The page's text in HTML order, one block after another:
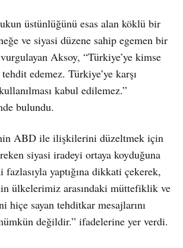
üstünlüğünü esas alan köklü bir
ve siyasi düzene sahip egemen bir
Aksoy, “Türkiye’ye kimse
edemez. Türkiye’ye karşı
kabul edilemez.”
bulundu.
ABD ile ilişkilerini düzeltmek için
siyasi iradeyi ortaya koyduğuna
fazlasıyla yaptığına dikkati çekerek,
ülkelerimiz arasındaki müttefiklik ve
sayan tehditkar mesajlarını
değildir.” ifadelerine yer verdi.